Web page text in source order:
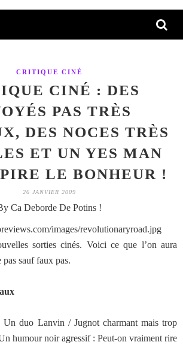
CRITIQUE CINÉ
CINÉ : DES
PAS TRÈS
DES NOCES TRÈS
ET UN YES MAN
LE BONHEUR !
26 JANVIER 2009
Ca Deborde De Potins !
sorties cinés. Voici ce que l’on aura
pas sauf faux pas.
duo Lanvin / Jugnot charmant mais trop
humour noir agressif : Peut-on vraiment rire